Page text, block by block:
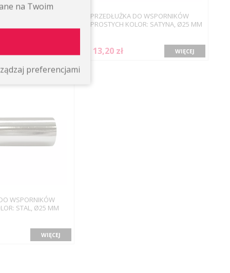
PRZEDŁUŻKA DO WSPORNIKÓW
PROSTYCH KOLOR: SATYNA, Ø25 MM
13,20 zł WIĘCEJ
WSPORNIKÓW
STAL, Ø25 MM
WIĘCEJ
na Twoim
preferencjami